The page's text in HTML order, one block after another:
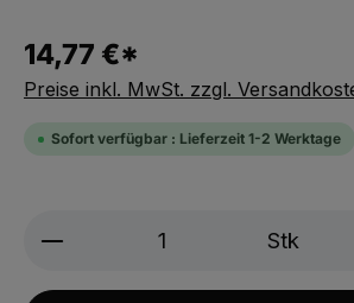
14,77 €*
Preise inkl. MwSt. zzgl.
Sofort verfügbar : Lieferzeit 1-2 Werktage
Produkt Anzahl: Gib
Stk